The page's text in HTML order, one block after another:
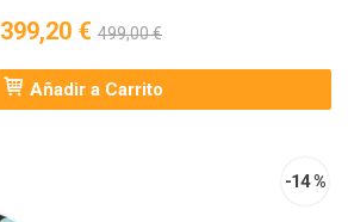
399,20 € 499,00 €
Añadir a Carrito
-14 %